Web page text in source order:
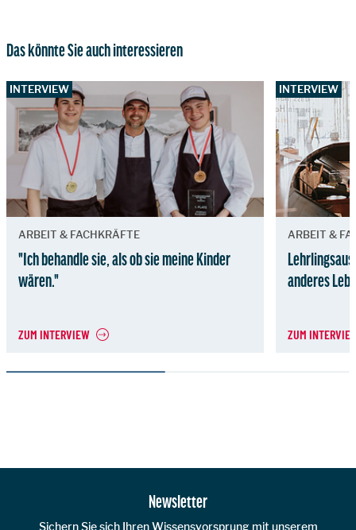
Das könnte Sie auch interessieren
INTERVIEW
ARBEIT & FACHKRÄFTE
"Ich behandle sie, als ob sie meine Kinder
wären."
ZUM INTERVIEW
INTERVIEW
ARBEIT &
anderes
ZUM
Newsletter
Sichern Sie sich Ihren Wissensvorsprung mit unserem